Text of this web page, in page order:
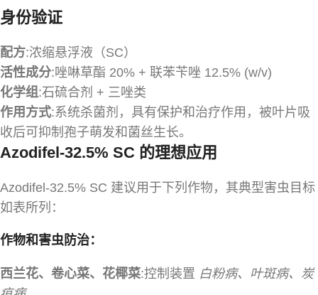
身份验证
配方:浓缩悬浮液（SC）
活性成分:唑啉草酯 20% + 联苯苄唑 12.5% (w/v)
化学组:石硫合剂 + 三唑类
作用方式:系统杀菌剂，具有保护和治疗作用，被叶片吸
收后可抑制孢子萌发和菌丝生长。
Azodifel-32.5% SC 的理想应用
Azodifel-32.5% SC 建议用于下列作物，其典型害虫目标
如表所列：
作物和害虫防治：
西兰花、卷心菜、花椰菜:控制装置 白粉病、叶斑病、炭